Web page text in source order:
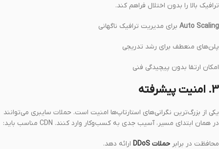
ترافیک بالا را بدون اختلال فراهم کند.
Auto Scaling برای مدیریت ترافیک ناگهانی
پلن‌های منعطف برای رشد تدریجی
امکان ارتقا بدون پیچیدگی فنی
3. امنیت پیشرفته
یکی از بزرگ‌ترین نگرانی‌های استارتاپ‌ها امنیت است. حملات سایبری می‌توانند
در همان ابتدای مسیر، آسیب جدی به کسب‌وکار وارد کنند. CDN مناسب باید:
محافظت در برابر حملات DDoS ارائه دهد.